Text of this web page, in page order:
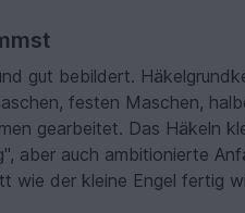
gut bebildert.
festen Maschen,
gearbeitet. Das Häkeln
aber auch ambitionierte
wie der kleine Engel fertig